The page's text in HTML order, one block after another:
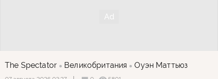
The Spectator Великобритания Оуэн Маттьюз